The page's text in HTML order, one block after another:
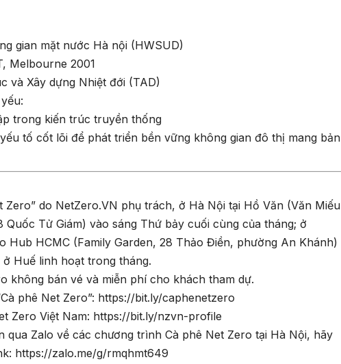
gian mặt nước Hà nội (HWSUD)
Melbourne 2001
và Xây dựng Nhiệt đới (TAD)
trong kiến trúc truyền thống
tố cốt lõi để phát triển bền vững không gian đô thị mang bản
Zero” do NetZero.VN phụ trách, ở Hà Nội tại Hồ Văn (Văn Miếu
Quốc Tử Giám) vào sáng Thứ bảy cuối cùng của tháng; ở
Hub HCMC (Family Garden, 28 Thảo Điền, phường An Khánh)
Huế linh hoạt trong tháng.
không bán vé và miễn phí cho khách tham dự.
phê Net Zero”: https://bit.ly/caphenetzero
Zero Việt Nam: https://bit.ly/nzvn-profile
qua Zalo về các chương trình Cà phê Net Zero tại Hà Nội, hãy
https://zalo.me/g/rmqhmt649